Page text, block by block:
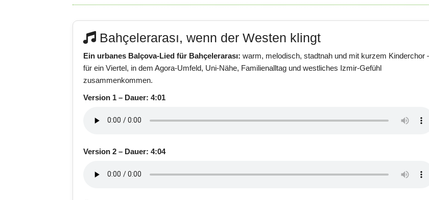
Bahçelerarası, wenn der Westen klingt
Ein urbanes Balçova-Lied für Bahçelerarası: warm, melodisch, stadtnah und mit kurzem Kinderchor
für ein Viertel, in dem Agora-Umfeld, Uni-Nähe, Familienalltag und westliches Izmir-Gefühl
zusammenkommen.
Version 1 – Dauer: 4:01
Version 2 – Dauer: 4:04